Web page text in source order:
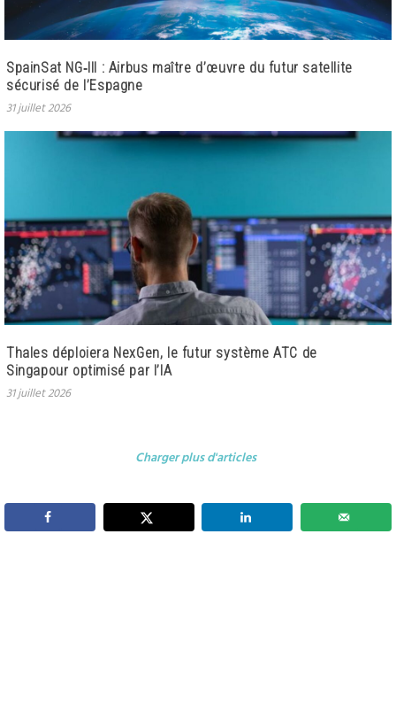
SpainSat NG‑III : Airbus maître d’œuvre du futur satellite
sécurisé de l’Espagne
31 juillet 2026
Thales déploiera NexGen, le futur système ATC de
Singapour optimisé par l’IA
31 juillet 2026
Charger plus d'articles